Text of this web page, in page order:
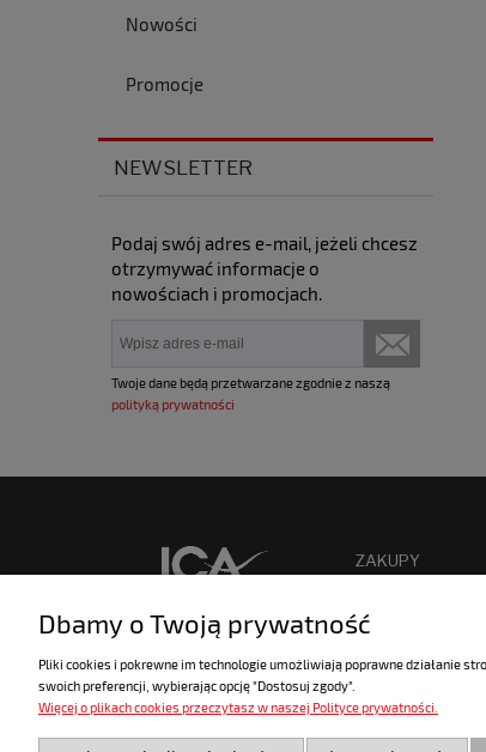
Nowości
Promocje
NEWSLETTER
Podaj swój adres e-mail, jeżeli chcesz
otrzymywać informacje o
nowościach i promocjach.
Twoje dane będą przetwarzane zgodnie z naszą
polityką prywatności
ZAKUPY
Promocje
Czas realizacji
Dbamy o Twoją prywatność
Pliki cookies i pokrewne im technologie umożliwiają poprawne działanie
swoich preferencji, wybierając opcję "Dostosuj zgody".
Więcej o plikach cookies przeczytasz w naszej Polityce prywatności.